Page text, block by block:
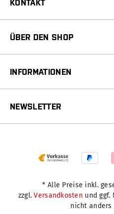
KONTAKT
ÜBER DEN SHOP
INFORMATIONEN
NEWSLETTER
* Alle Preise inkl.
zzgl.Versandkosten und ggf.
nicht anders